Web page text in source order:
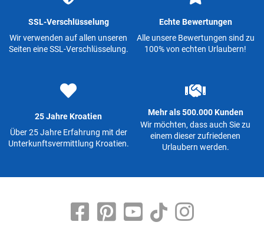
SSL-Verschlüsselung
Wir verwenden auf allen unseren
Seiten eine SSL-Verschlüsselung.
Echte Bewertungen
Alle unsere Bewertungen sind zu
100% von echten Urlaubern!
25 Jahre Kroatien
Über 25 Jahre Erfahrung mit der
Unterkunftsvermittlung Kroatien.
Mehr als 500.000 Kunden
Wir möchten, dass auch Sie zu
einem dieser zufriedenen
Urlaubern werden.